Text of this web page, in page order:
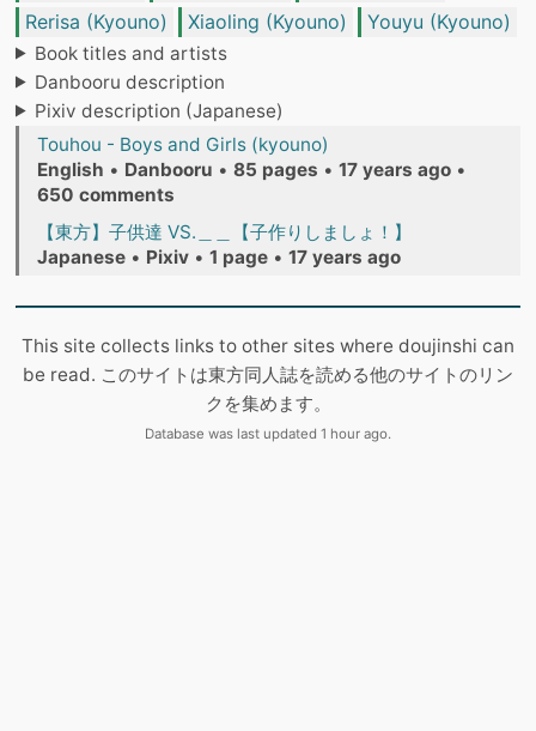
Rerisa (Kyouno)
Xiaoling (Kyouno) Youyu (Kyouno)
Book titles and artists
Danbooru description
Pixiv description (Japanese)
Touhou - Boys and Girls (kyouno)
English • Danbooru • 85 pages • 17 years ago •
650 comments
【東方】子供達 VS.＿＿【子作りしましょ！】
Japanese • Pixiv • 1 page • 17 years ago
This site collects links to other sites where doujinshi can
be read. このサイトは東方同人誌を読める他のサイトのリン
クを集めます。
Database was last updated 1 hour ago.